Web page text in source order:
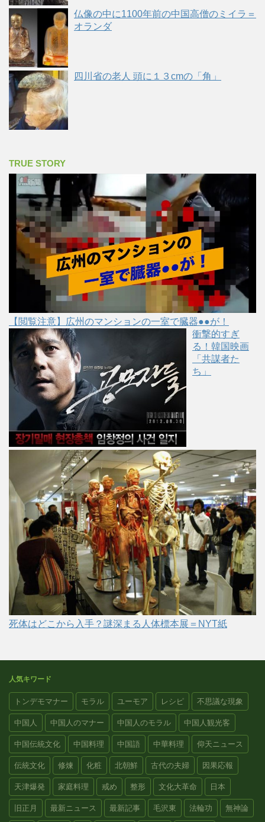
仏像の中に1100年前の中国高僧のミイラ＝
オランダ
四川省の老人 頭に１３cmの「角」
TRUE STORY
【閲覧注意】広州のマンションの一室で臓器●●が！
衝撃的すぎ
る！韓国映画
「共謀者た
ち」
死体はどこから入手？謎深まる人体標本展＝NYT紙
人気キワード
トンデモマナー モラル ユーモア レシピ 不思議な現象
中国人 中国人のマナー 中国人のモラル 中国人観光客
中国伝統文化 中国料理 中国語 中華料理 仰天ニュース
伝統文化 修煉 化粧 北朝鮮 古代の夫婦 因果応報
天津爆発 家庭料理 戒め 整形 文化大革命 日本
旧正月 最新ニュース 最新記事 毛沢東 法輪功 無神論